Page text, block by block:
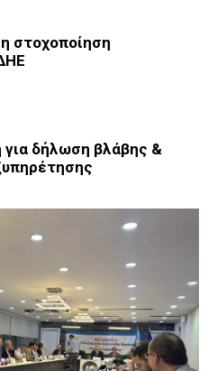
στοχοποίηση
για δήλωση βλάβης &